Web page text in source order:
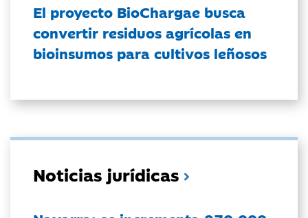
El proyecto BioChargae busca
convertir residuos agrícolas en
bioinsumos para cultivos leñosos
Noticias jurídicas